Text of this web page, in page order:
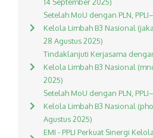
14 September 2025)
Setelah MoU dengan PLN,
Kelola Limbah B3 Nasional
28 Agustus 2025)
Tindaklanjuti Kerjasama
Kelola Limbah B3 Nasional
2025)
Setelah MoU dengan PLN,
Kelola Limbah B3 Nasional
Agustus 2025)
EMI - PPLI Perkuat Sinergi